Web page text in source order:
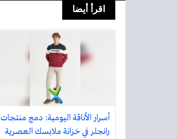
اقرأ أيضا
أسرار الأناقة اليومية: دمج منتجات
رانجلر في خزانة ملابسك العصرية